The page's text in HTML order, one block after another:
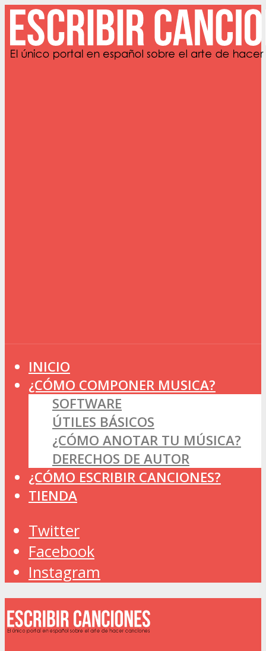
INICIO
¿CÓMO COMPONER MUSICA?
SOFTWARE
ÚTILES BÁSICOS
¿CÓMO ANOTAR TU MÚSICA?
DERECHOS DE AUTOR
¿CÓMO ESCRIBIR CANCIONES?
TIENDA
Twitter
Facebook
Instagram